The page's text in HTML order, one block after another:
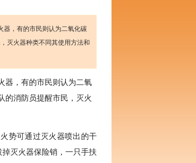
器，有的市民则认为二氧化碳
灭火器种类不同其使用方法和
器，有的市民则认为二氧
的消防员提醒市民，灭火
势可通过灭火器喷出的干
灭火器保险销，一只手扶